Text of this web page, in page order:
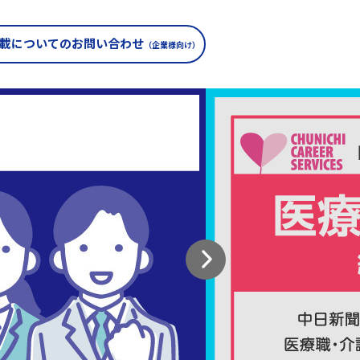
についてのお問い合わせ （企業様向け）